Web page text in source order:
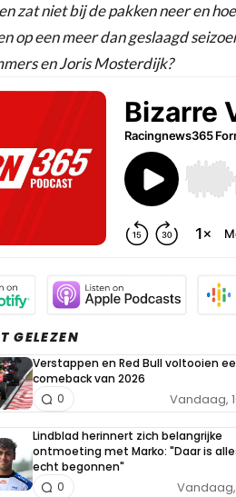
zat niet bij de pakken neer en
op een meer dan geslaagd
en Joris Mosterdijk?
GELEZEN
Verstappen en Red Bull voltooien
comeback van 2026
Vandaag,
0
Lindblad herinnert zich belangrijke
ontmoeting met Marko: "Daar is
echt begonnen"
Vandaag,
0